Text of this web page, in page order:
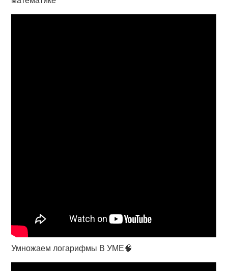
Умножаем логарифмы В УМЕ🧠